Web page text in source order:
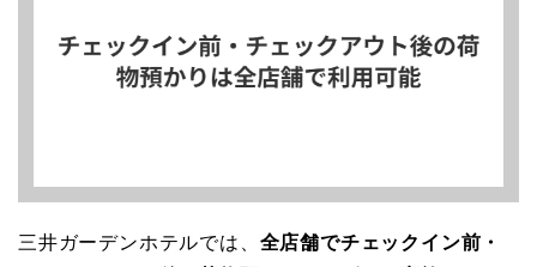
三井ガーデンホテルでは、 全店舗でチェックイン前・